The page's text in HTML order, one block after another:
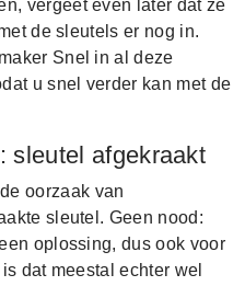
vergeet even later dat ze
de sleutels er nog in.
Snel in al deze
u snel verder kan met de
sleutel afgekraakt
oorzaak van
sleutel. Geen nood:
oplossing, dus ook voor
dat meestal echter wel